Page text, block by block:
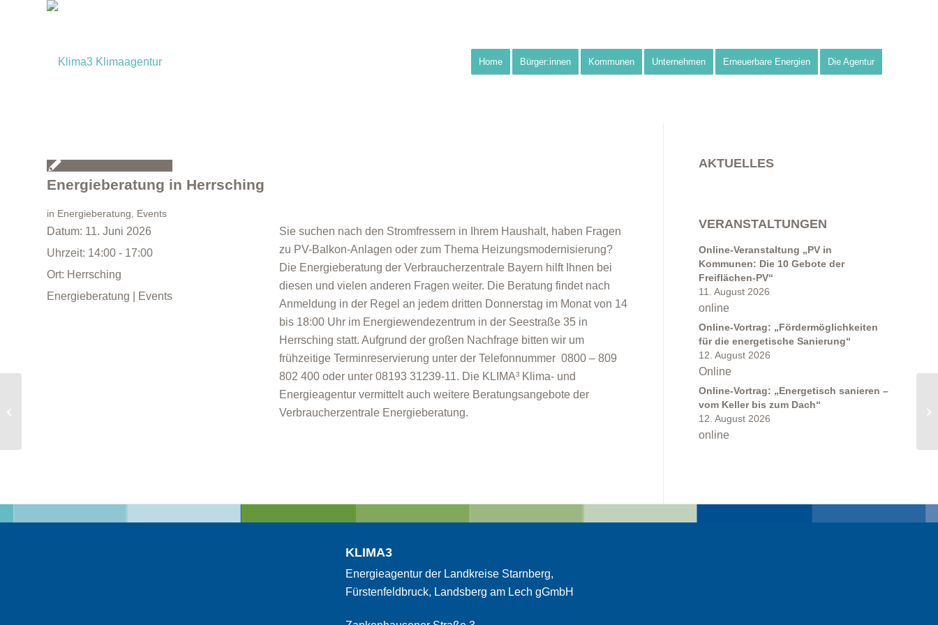
Home Bürger:innen Kommunen Unternehmen Erneuerbare Energien Die Agentur
Energieberatung in Herrsching
in Energieberatung Events
Datum: 11. Juni 2026
Uhrzeit: 14:00 - 17:00
Ort: Herrsching
Energieberatung | Events
Sie suchen nach den Stromfressern in Ihrem Haushalt, haben Fragen
zu PV-Balkon-Anlagen oder zum Thema Heizungsmodernisierung?
Die Energieberatung der Verbraucherzentrale Bayern hilft Ihnen bei
diesen und vielen anderen Fragen weiter. Die Beratung findet nach
Anmeldung in der Regel an jedem dritten Donnerstag im Monat von 14
bis 18:00 Uhr im Energiewendezentrum in der Seestraße 35 in
Herrsching statt. Aufgrund der großen Nachfrage bitten wir um
frühzeitige Terminreservierung unter der Telefonnummer 0800 – 809
802 400 oder unter 08193 31239-11. Die KLIMA³ Klima- und
Energieagentur vermittelt auch weitere Beratungsangebote der
Verbraucherzentrale Energieberatung.
AKTUELLES
VERANSTALTUNGEN
Online-Veranstaltung „PV in
Kommunen: Die 10 Gebote der
Freiflächen-PV“
11. August 2026
online
Online-Vortrag: „Fördermöglichkeiten
für die energetische Sanierung“
12. August 2026
Online
Online-Vortrag: „Energetisch sanieren –
vom Keller bis zum Dach“
12. August 2026
online
KLIMA3
Energieagentur der Landkreise Starnberg,
Fürstenfeldbruck, Landsberg am Lech gGmbH